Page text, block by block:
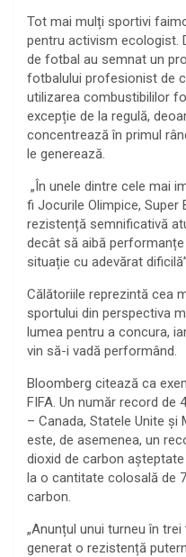
Tot mai mulți sportivi
pentru activism ecologist.
de fotbal au semnat un
fotbalului profesionist de
utilizarea combustibililor
excepție de la regulă,
concentrează în primul
le generează.
„În unele dintre cele mai
fi Jocurile Olimpice, Super
rezistență semnificativă
decât să aibă
situație cu adevărat
Călătoriile reprezintă cea
sportului din perspectiva
lumea pentru a concura,
vin să-i vadă performând.
Bloomberg citează ca
FIFA. Un număr record de
– Canada, Statele Unite și
este, de asemenea, un
dioxid de carbon
la o cantitate colosală de
carbon.
„Anunțul unui turneu în
generat o rezistență